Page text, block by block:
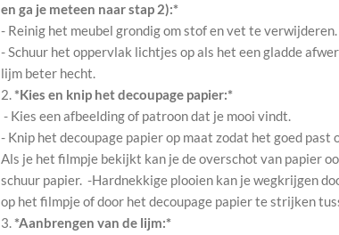
en ga je meteen naar stap 2):*
- Reinig het meubel grondig om stof en vet te verwijderen.
- Schuur het oppervlak lichtjes op als het een gladde
lijm beter hecht.
2.*Kies en knip het decoupage papier:*
- Kies een afbeelding of patroon dat je mooi vindt.
- Knip het decoupage papier op maat zodat het goed past
Als je het filmpje bekijkt kan je de overschot van papier
schuur papier. -Hardnekkige plooien kan je wegkrijgen
op het filmpje of door het decoupage papier te strijken
3.*Aanbrengen van de lijm:*